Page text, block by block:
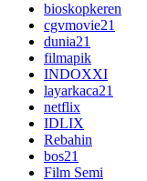
bioskopkeren
cgvmovie21
dunia21
filmapik
INDOXXI
layarkaca21
netflix
IDLIX
Rebahin
bos21
Film Semi